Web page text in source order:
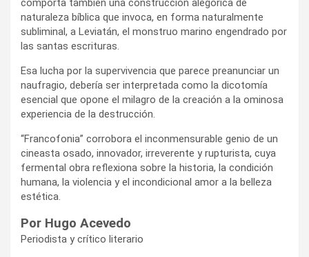
comporta también una construcción alegórica de
naturaleza bíblica que invoca, en forma naturalmente
subliminal, a Leviatán, el monstruo marino engendrado por
las santas escrituras.
Esa lucha por la supervivencia que parece preanunciar un
naufragio, debería ser interpretada como la dicotomía
esencial que opone el milagro de la creación a la ominosa
experiencia de la destrucción.
“Francofonia” corrobora el inconmensurable genio de un
cineasta osado, innovador, irreverente y rupturista, cuya
fermental obra reflexiona sobre la historia, la condición
humana, la violencia y el incondicional amor a la belleza
estética.
Por Hugo Acevedo
Periodista y crítico literario